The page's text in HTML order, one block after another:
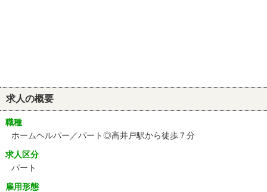
求人の概要
職種
ホームヘルパー／パート◎高井戸駅から徒歩７分
求人区分
パート
雇用形態